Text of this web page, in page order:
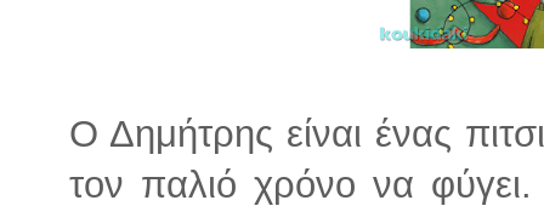
Ο Δημήτρης είναι ένας
τον παλιό χρόνο να